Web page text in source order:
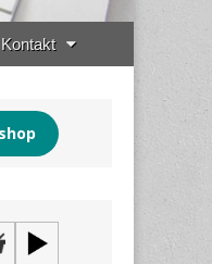
Kontakt